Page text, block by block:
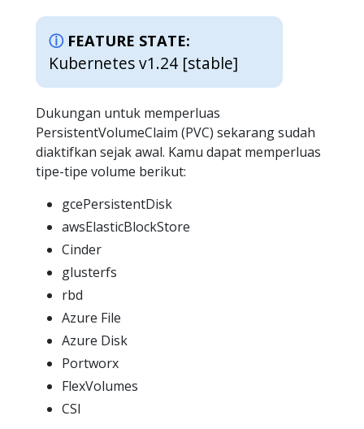
FEATURE STATE:
Kubernetes v1.24 [stable]
Dukungan untuk memperluas
PersistentVolumeClaim (PVC) sekarang sudah
diaktifkan sejak awal. Kamu dapat memperluas
tipe-tipe volume berikut:
gcePersistentDisk
awsElasticBlockStore
Cinder
glusterfs
rbd
Azure File
Azure Disk
Portworx
FlexVolumes
CSI